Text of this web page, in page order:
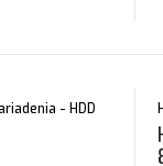
- HDD